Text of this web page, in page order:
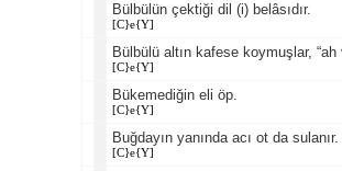
Bülbülün çektiği dil (i) belâsıdır.
[C}e{Y]
Bülbülü altın kafese koymuşlar, “ah
[C}e{Y]
Bükemediğin eli öp.
[C}e{Y]
Buğdayın yanında acı ot da sulanır.
[C}e{Y]